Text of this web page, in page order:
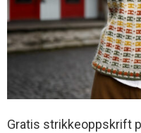
Gratis strikkeoppskrift